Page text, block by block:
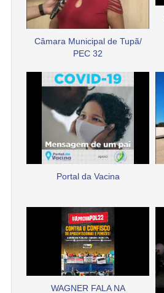
Câmara Municipal de Tupã/
PEC 32
Portal da Vacina
WAGNER FALA NA